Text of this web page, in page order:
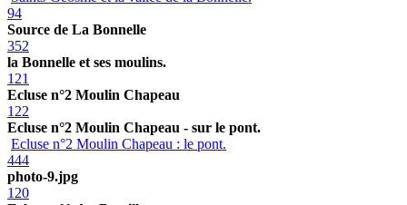
94
Source de La Bonnelle
352
la Bonnelle et ses moulins.
121
Ecluse n°2 Moulin Chapeau
122
Ecluse n°2 Moulin Chapeau - sur le pont.
Ecluse n°2 Moulin Chapeau : le pont.
444
photo-9.jpg
120